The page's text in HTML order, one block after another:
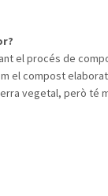
el procés de
el compost
vegetal, però té